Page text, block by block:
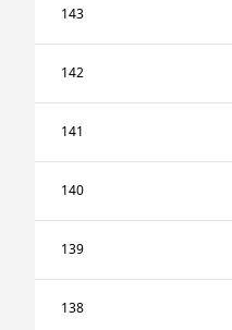
143
142
141
140
139
138